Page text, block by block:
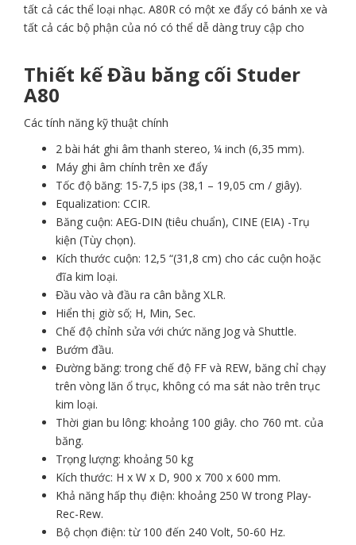
tất cả các thể loại nhạc. A80R có một xe đẩy có bánh xe và
tất cả các bộ phận của nó có thể dễ dàng truy cập cho
Thiết kế Đầu băng cối Studer
A80
Các tính năng kỹ thuật chính
2 bài hát ghi âm thanh stereo, ¼ inch (6,35 mm).
Máy ghi âm chính trên xe đẩy
Tốc độ băng: 15-7,5 ips (38,1 – 19,05 cm / giây).
Equalization: CCIR.
Băng cuộn: AEG-DIN (tiêu chuẩn), CINE (EIA) -Trụ
kiện (Tùy chọn).
Kích thước cuộn: 12,5 “(31,8 cm) cho các cuộn hoặc
đĩa kim loại.
Đầu vào và đầu ra cân bằng XLR.
Hiển thị giờ số; H, Min, Sec.
Chế độ chỉnh sửa với chức năng Jog và Shuttle.
Bướm đầu.
Đường băng: trong chế độ FF và REW, băng chỉ chạy
trên vòng lăn ổ trục, không có ma sát nào trên trục
kim loại.
Thời gian bu lông: khoảng 100 giây. cho 760 mt. của
băng.
Trọng lượng: khoảng 50 kg
Kích thước: H x W x D, 900 x 700 x 600 mm.
Khả năng hấp thụ điện: khoảng 250 W trong Play-
Rec-Rew.
Bộ chọn điện: từ 100 đến 240 Volt, 50-60 Hz.